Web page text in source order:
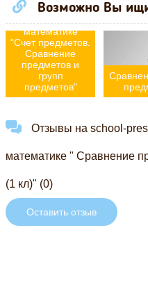
Возможно Вы
Презентация по
математике
"Счет предметов.
Сравнение
предметов и
групп
предметов"
Отзывы на school-
математике " Сравнение
(1 кл)" (0)
Оставить отзыв